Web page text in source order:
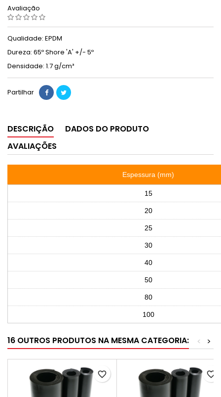
Avaliação
Qualidade: EPDM
Dureza: 65º Shore 'A' +/- 5º
Densidade: 1.7 g/cm³
Partilhar
DESCRIÇÃO
DADOS DO PRODUTO
AVALIAÇÕES
Espessura (mm)
15
20
25
30
40
50
80
100
16 OUTROS PRODUTOS NA MESMA CATEGORIA: >
<
favorite_border favorite_border